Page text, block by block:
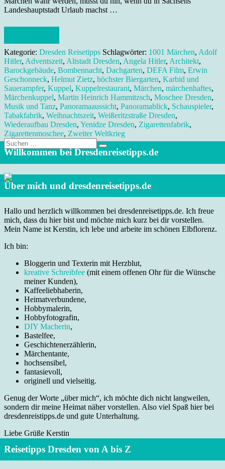
Landeshauptstadt Urlaub machst …
Kategorie: Dresden Reisetipps Schlagwörter: 1001 Märchen, Adolf
Hitler, Adventszeit, Altstadt Dresden, Angela Hitler, Architekt,
Barockgebäude, Bombennacht, Dachgarten, DEFA Film, Erwin
Geschonneck, Helmut Zietz, höchster Biergarten, Karbid und
Sauerampfer, Kuppel, Kuppelrestaurant, Märchen, märchenhaftes,
Märchenkuppel, Martin Heinrich Hammitzsch, Moschee Dresden,
Musik und Tanz, Panoramaaussicht, Panoramablick, Schauspieler,
Tabakfabrik, Weihnachtszeit, Weißeritzstraße Dresden,
Wiederaufbau Dresden, Yenidze Dresden, Zigarettenfabrik,
Zigarettenmoschee, Zweiter Weltkrieg
Suche
nach:
Willkommen bei Dresdenreisetipps.de
Über mich und dresdenreisetipps.de
Hallo und herzlich willkommen bei dresdenreisetipps.de. Ich freue
mich, dass du hier bist und möchte mich kurz bei dir vorstellen.
Mein Name ist Kerstin, ich lebe und arbeite im schönen Elbflorenz.
Ich bin:
Bloggerin und Texterin mit Herzblut,
kreative Schreibfee (mit einem offenen Ohr für die Wünsche
meiner Kunden),
Kaffeeliebhaberin,
Heimatverbundene,
Hobbymalerin,
Hobbyfotografin,
DIY Macherin,
Bastelfee,
Geschichtenerzählerin,
Märchentante,
hochsensibel,
fantasievoll,
originell und vielseitig.
Genug der Worte „über mich“, ich möchte dich nicht langweilen,
sondern dir meine Heimat näher vorstellen. Also viel Spaß hier bei
dresdenreistipps.de und gute Unterhaltung.
Liebe Grüße Kerstin
Reisetipps Dresden von A bis Z